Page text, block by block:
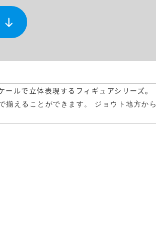
ルで立体表現するフィギュアシリーズ。
揃えることができます。 ジョウト地方から